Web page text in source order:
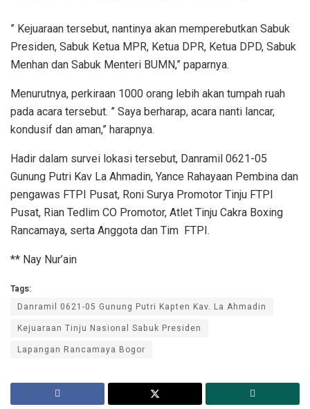
” Kejuaraan tersebut, nantinya akan memperebutkan Sabuk
Presiden, Sabuk Ketua MPR, Ketua DPR, Ketua DPD, Sabuk
Menhan dan Sabuk Menteri BUMN,” paparnya.
Menurutnya, perkiraan 1000 orang lebih akan tumpah ruah
pada acara tersebut. ” Saya berharap, acara nanti lancar,
kondusif dan aman,” harapnya.
Hadir dalam survei lokasi tersebut, Danramil 0621-05
Gunung Putri Kav La Ahmadin, Yance Rahayaan Pembina dan
pengawas FTPI Pusat, Roni Surya Promotor Tinju FTPI
Pusat, Rian Tedlim CO Promotor, Atlet Tinju Cakra Boxing
Rancamaya, serta Anggota dan Tim FTPI.
** Nay Nur’ain
Tags:
Danramil 0621-05 Gunung Putri Kapten Kav. La Ahmadin
Kejuaraan Tinju Nasional Sabuk Presiden
Lapangan Rancamaya Bogor